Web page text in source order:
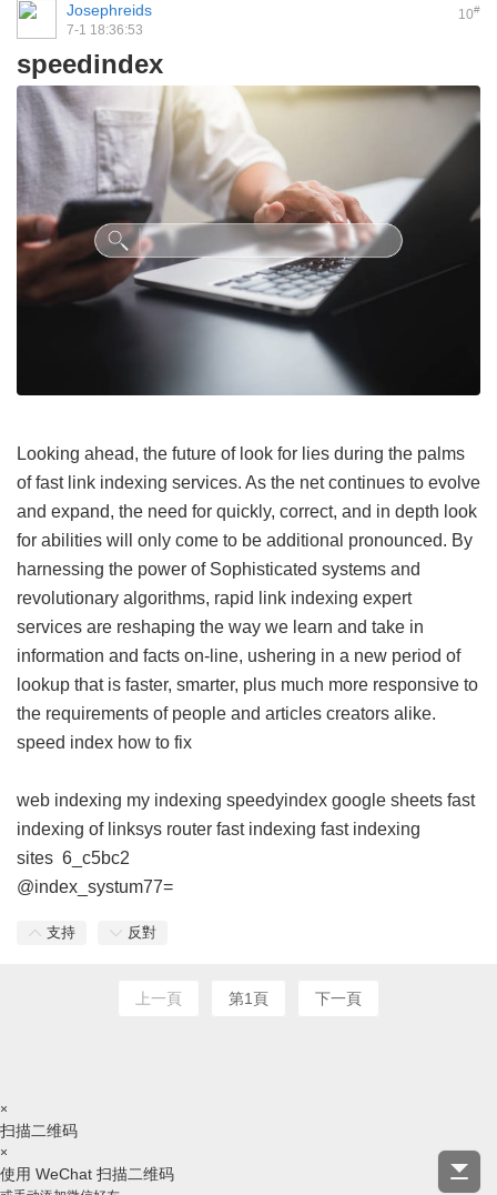
10#
Josephreids
7-1 18:36:53
speedindex
Looking ahead, the future of look for lies during the palms
of fast link indexing services. As the net continues to evolve
and expand, the need for quickly, correct, and in depth look
for abilities will only come to be additional pronounced. By
harnessing the power of Sophisticated systems and
revolutionary algorithms, rapid link indexing expert
services are reshaping the way we learn and take in
information and facts on-line, ushering in a new period of
lookup that is faster, smarter, plus much more responsive to
the requirements of people and articles creators alike.
speed index how to fix
web indexing my indexing speedyindex google sheets fast
indexing of linksys router fast indexing fast indexing
sites 6_c5bc2
@index_systum77=
支持 反對
上一頁 第1頁 下一頁
×
扫描二维码
×
使用 WeChat 扫描二维码